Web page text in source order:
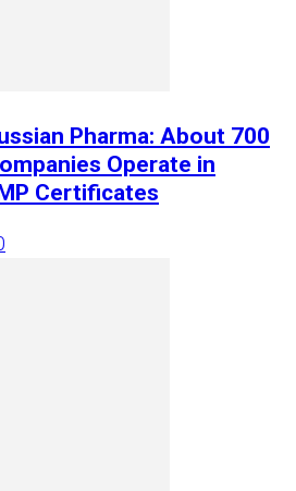
Pharma: About 700
Operate in
Certificates